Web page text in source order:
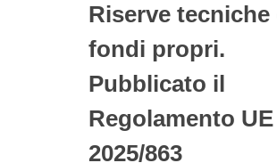
Riserve tecniche
fondi propri.
Pubblicato il
Regolamento UE
2025/863